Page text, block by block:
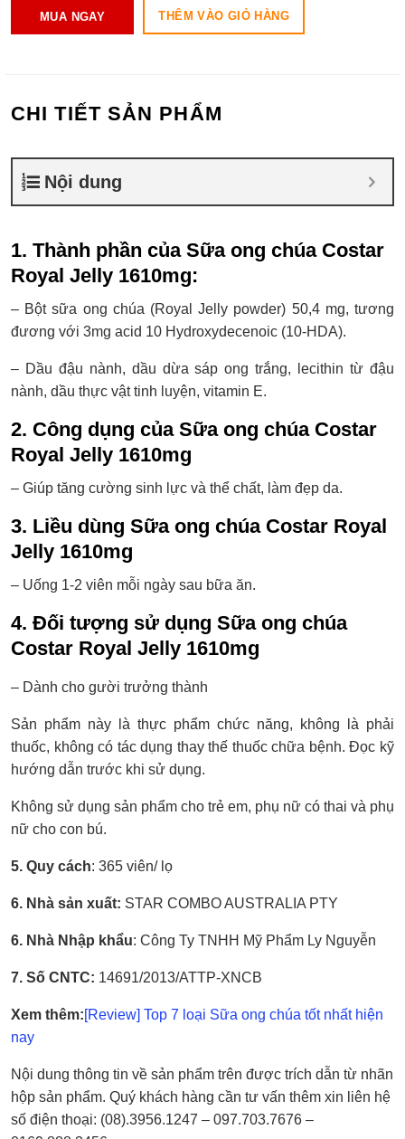
MUA NGAY THÊM VÀO GIỎ HÀNG
CHI TIẾT SẢN PHẨM
Nội dung
1. Thành phần của Sữa ong chúa Costar
Royal Jelly 1610mg:
– Bột sữa ong chúa (Royal Jelly powder) 50,4 mg, tương
đương với 3mg acid 10 Hydroxydecenoic (10-HDA).
– Dầu đậu nành, dầu dừa sáp ong trắng, lecithin từ đậu
nành, dầu thực vật tinh luyện, vitamin E.
2. Công dụng của Sữa ong chúa Costar
Royal Jelly 1610mg
– Giúp tăng cường sinh lực và thể chất, làm đẹp da.
3. Liều dùng Sữa ong chúa Costar Royal
Jelly 1610mg
– Uống 1-2 viên mỗi ngày sau bữa ăn.
4. Đối tượng sử dụng Sữa ong chúa
Costar Royal Jelly 1610mg
– Dành cho gười trưởng thành
Sản phẩm này là thực phẩm chức năng, không là phải
thuốc, không có tác dụng thay thế thuốc chữa bệnh. Đọc kỹ
hướng dẫn trước khi sử dụng.
Không sử dụng sản phẩm cho trẻ em, phụ nữ có thai và phụ
nữ cho con bú.
5. Quy cách: 365 viên/ lọ
6. Nhà sản xuất: STAR COMBO AUSTRALIA PTY
6. Nhà Nhập khẩu: Công Ty TNHH Mỹ Phẩm Ly Nguyễn
7. Số CNTC: 14691/2013/ATTP-XNCB
Xem thêm:[Review] Top 7 loại Sữa ong chúa tốt nhất hiện
nay
Nội dung thông tin về sản phẩm trên được trích dẫn từ nhãn
hộp sản phẩm. Quý khách hàng cần tư vấn thêm xin liên hệ
số điện thoại: (08).3956.1247 – 097.703.7676 –